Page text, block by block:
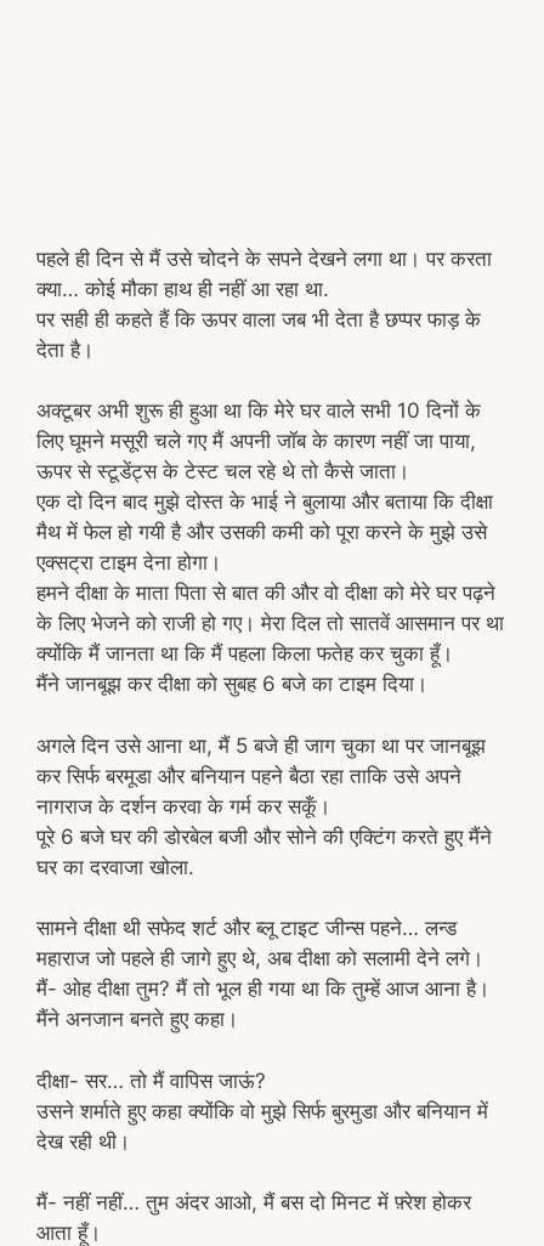
पहले ही दिन से मैं उसे चोदने के सपने देखने लगा था। पर करता
क्या… कोई मौका हाथ ही नहीं आ रहा था.
पर सही ही कहते हैं कि ऊपर वाला जब भी देता है छप्पर फाड़ के
देता है।
अक्टूबर अभी शुरू ही हुआ था कि मेरे घर वाले सभी 10 दिनों के
लिए घूमने मसूरी चले गए मैं अपनी जॉब के कारण नहीं जा पाया,
ऊपर से स्टूडेंट्स के टेस्ट चल रहे थे तो कैसे जाता।
एक दो दिन बाद मुझे दोस्त के भाई ने बुलाया और बताया कि दीक्षा
मैथ में फेल हो गयी है और उसकी कमी को पूरा करने के मुझे उसे
एक्सट्रा टाइम देना होगा।
हमने दीक्षा के माता पिता से बात की और वो दीक्षा को मेरे घर पढ़ने
के लिए भेजने को राजी हो गए। मेरा दिल तो सातवें आसमान पर था
क्योंकि मैं जानता था कि मैं पहला किला फतेह कर चुका हूँ।
मैंने जानबूझ कर दीक्षा को सुबह 6 बजे का टाइम दिया।
अगले दिन उसे आना था, मैं 5 बजे ही जाग चुका था पर जानबूझ
कर सिर्फ बरमूडा और बनियान पहने बैठा रहा ताकि उसे अपने
नागराज के दर्शन करवा के गर्म कर सकूँ।
पूरे 6 बजे घर की डोरबेल बजी और सोने की एक्टिंग करते हुए मैंने
घर का दरवाजा खोला.
सामने दीक्षा थी सफेद शर्ट और ब्लू टाइट जीन्स पहने… लन्ड
महाराज जो पहले ही जागे हुए थे, अब दीक्षा को सलामी देने लगे।
मैं- ओह दीक्षा तुम? मैं तो भूल ही गया था कि तुम्हें आज आना है।
मैंने अनजान बनते हुए कहा।
दीक्षा- सर… तो मैं वापिस जाऊं?
उसने शर्माते हुए कहा क्योंकि वो मुझे सिर्फ बुरमुडा और बनियान में
देख रही थी।
मैं- नहीं नहीं… तुम अंदर आओ, मैं बस दो मिनट में फ़्रेश होकर
आता हूँ।